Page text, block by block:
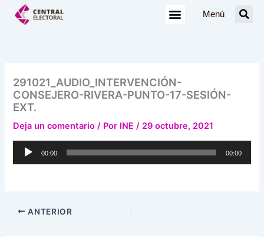
Menú
291021_AUDIO_INTERVENCIÓN-
CONSEJERO-RIVERA-PUNTO-17-SESIÓN-
EXT.
Deja un comentario / Por INE/ 29 octubre, 2021
Reproductor
00:00 00:00
ANTERIOR